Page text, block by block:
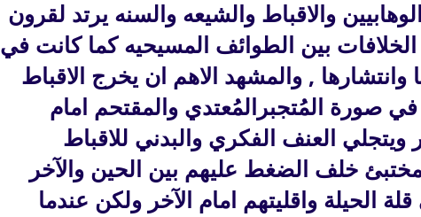
والاقباط والشيعه والسنه يرتد لقرون
الخلافات بين الطوائف المسيحيه كما كانت في
وانتشارها , والمشهد الاهم ان يخرج الاقباط
في صورة المُتجبرالمُعتدي والمقتحم امام
ويتجلي العنف الفكري والبدني للاقباط
خلف الضغط عليهم بين الحين والآخر
قلة الحيلة واقليتهم امام الآخر ولكن عندما